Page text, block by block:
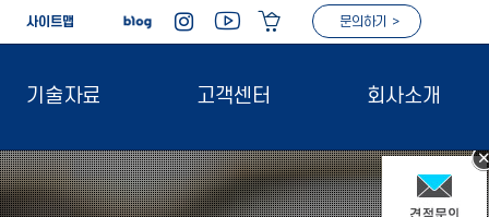
사이트맵 문의하기 >
기술자료 고객센터 회사소개